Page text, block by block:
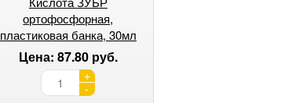
ортофосфорная,
пластиковая банка, 30мл
Цена: 87.80 руб.
+
-